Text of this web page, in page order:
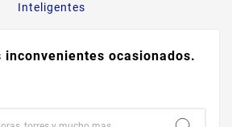
Inteligentes
inconvenientes ocasionados.